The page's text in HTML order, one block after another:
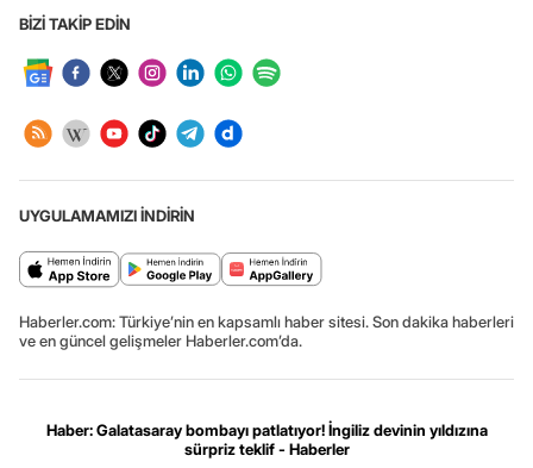
BİZİ TAKİP EDİN
UYGULAMAMIZI İNDİRİN
Haberler.com: Türkiye’nin en kapsamlı haber sitesi. Son dakika haberleri
ve en güncel gelişmeler Haberler.com’da.
Haber: Galatasaray bombayı patlatıyor! İngiliz devinin yıldızına
sürpriz teklif - Haberler